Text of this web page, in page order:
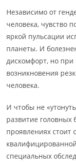
Независимо от
человека, чувство
яркой пульсации
планеты. И
дискомфорт, но при
возникновения
человека.
И чтобы не
развитие
проявлениях стоит
специальных